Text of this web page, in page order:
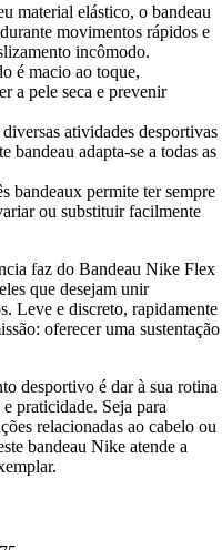
material elástico, o bandeau
movimentos rápidos e
incômodo.
é macio ao toque,
a pele seca e prevenir
atividades desportivas
bandeau adapta-se a todas as
bandeaux permite ter sempre
ou substituir facilmente
faz do Bandeau Nike Flex
que desejam unir
Leve e discreto, rapidamente
oferecer uma sustentação
desportivo é dar à sua rotina
praticidade. Seja para
relacionadas ao cabelo ou
bandeau Nike atende a